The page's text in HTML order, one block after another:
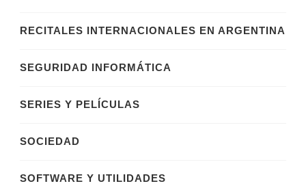
RECITALES INTERNACIONALES EN ARGENTINA
SEGURIDAD INFORMÁTICA
SERIES Y PELÍCULAS
SOCIEDAD
SOFTWARE Y UTILIDADES